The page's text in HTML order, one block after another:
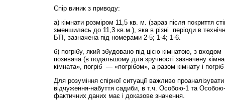
Спір виник з приводу:
а) кімнати розміром 11,5 кв. м. (зараз після покриття
зменшилась до 11,3 кв.м.), яка в різні періоди в
БТІ, зазначена під номерами 2-5; 1-4; 1-6.
б) погрібу, який збудовано під цією кімнатою, з
позивача (в подальшому для зручності зазначену
кімната», погріб — «погрібом», а разом кімнату і
Для розуміння спірної ситуації важливо
відчуження-набуття садиби, в т.ч. Особою-1 та
фактичних даних має і доказове значення.